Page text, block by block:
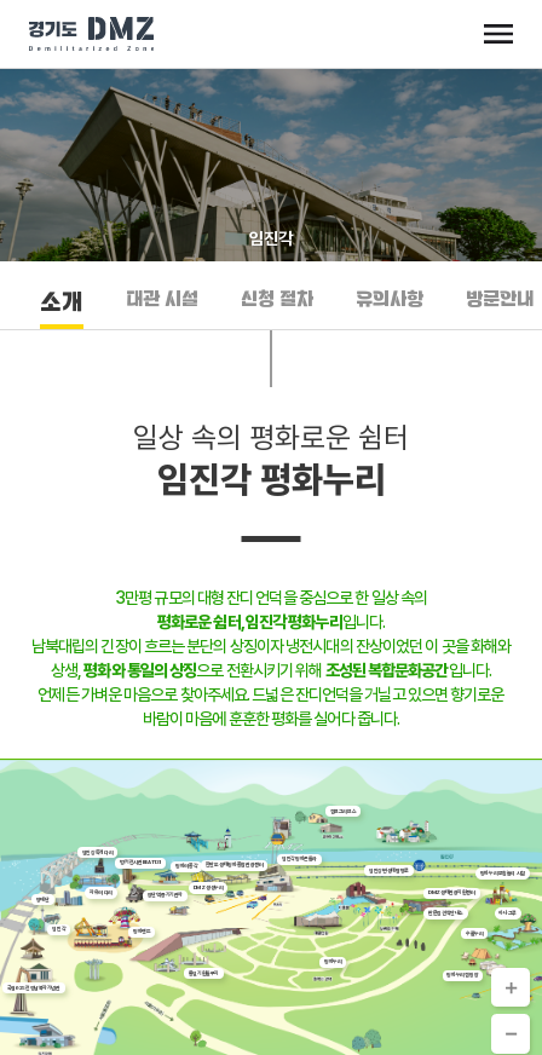
임진각
소개 대관 시설 신청 절차 유의사항 방문안내
일상 속의 평화로운 쉼터
임진각 평화누리
3만평 규모의 대형 잔디 언덕을 중심으로 한 일상 속의
평화로운 쉼터, 임진각 평화누리입니다.
남북대립의 긴장이 흐르는 분단의 상징이자 냉전시대의 잔상이었던 이 곳을 화해와
상생,평화와 통일의 상징으로 전환시키기 위해 조성된 복합문화공간입니다.
언제든 가벼운 마음으로 찾아주세요. 드넓은 잔디언덕을 거닐고 있으면 향기로운
바람이 마음에 훈훈한 평화를 실어다 줍니다.
임진각
임진강 독개다리
벙커전시관 BEAT131
장단역 증기기관차
임진강변 생태탐방로
자유의 다리
망배단
평화의 종각 한반도 생태평화 종합관광센터
DMZ 생생누리
임진각평화곤돌라
캠프그리브스
평화랜드
국립6·25전쟁납북자기념관
평화누리
통일기원돌무지
DMZ생태관광지원센터
판문점견학안내소
평화누리 모험놀이 시설
수풀누리
하나그루
평화누리 캠핑장